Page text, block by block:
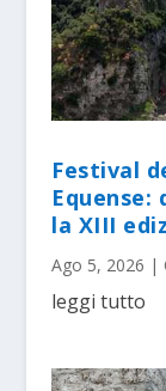
Festival
la XIII
Ago 5, 2026 |
leggi tutto